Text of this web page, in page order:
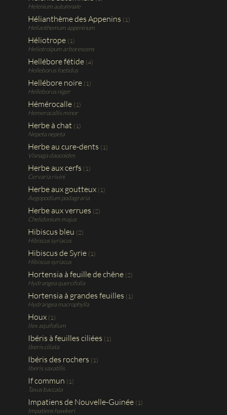
Helenium autumnale
Hélianthème des Appenins (1)
Helianthemum appeninum
Héliotrope (1)
Heliotroipum arborescens
Hellébore fétide (4)
Helleborus foetidus
Hellébore noire (1)
Helleborus niger
Hémérocalle (1)
Hemerocallis minor
Herbe à chat (1)
Nepeta nepeta
Herbe au cure-dents (1)
Visnaga daucoides
Herbe aux cerfs (1)
Cervaria rivini
Herbe aux goutteux (1)
Aegopodium podagraria
Herbe aux verrues (2)
Chelidonium majus
Hibiscus bleu (2)
Hibiscus syriacus
Hibiscus de Syrie (1)
Hibiscus syriacus
Hortensia à feuille de chêne (2)
Hydrangea quercifolia
Hortensia à grandes feuilles (1)
Hydrangea macrophylla
Houx (1)
Ilex aquifolium
Ibéris à feuilles ciliées (1)
Iberis ciliata
Ibéris des rochers (1)
Iberis saxatilis
If commun (1)
Taxus baccata
Impatiens de Nouvelle-Guinée (1)
Impatiens hawkeri